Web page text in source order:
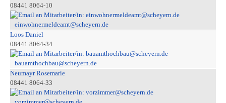
08441 8064-10
einwohnermeldeamt@scheyern.de
Loos Daniel
08441 8064-34
bauamthochbau@scheyern.de
Neumayr Rosemarie
08441 8064-33